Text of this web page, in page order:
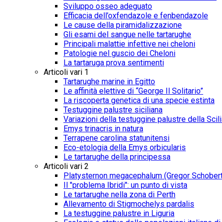
Sviluppo osseo adeguato
Efficacia dell’oxfendazole e fenbendazole
Le cause della piramidalizzazione
Gli esami del sangue nelle tartarughe
Principali malattie infettive nei cheloni
Patologie nel guscio dei Cheloni
La tartaruga prova sentimenti
Articoli vari 1
Tartarughe marine in Egitto
Le affinità elettive di “George Il Solitario”
La riscoperta genetica di una specie estinta
Testuggine palustre siciliana
Variazioni della testuggine palustre della
Emys trinacris in natura
Terrapene carolina statunitensi
Eco-etologia della Emys orbicularis
Le tartarughe della principessa
Articoli vari 2
Platysternon megacephalum (Gregor
Il "problema Ibridi": un punto di vista
Le tartarughe nella zona di Perth
Allevamento di Stigmochelys pardalis
La testuggine palustre in Liguria